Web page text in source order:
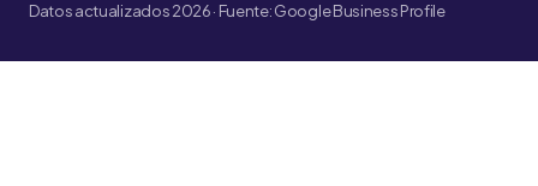
Datos actualizados 2026 · Fuente: Google Business Profile